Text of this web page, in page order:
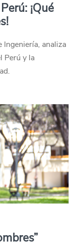
¡Qué
Ingeniería, analiza
Perú y la